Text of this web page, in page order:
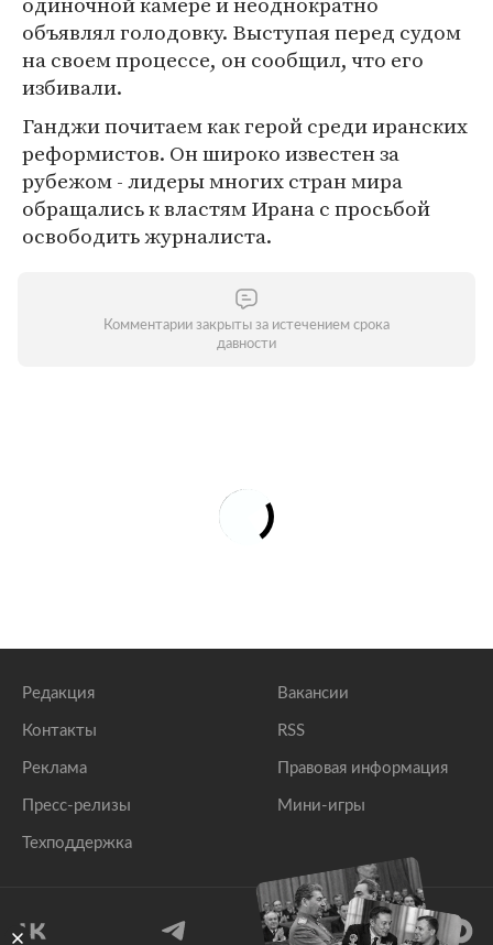
объявлял голодовку. Выступая перед судом
на своем процессе, он сообщил, что его
избивали.
Ганджи почитаем как герой среди иранских
реформистов. Он широко известен за
рубежом - лидеры многих стран мира
обращались к властям Ирана с просьбой
освободить журналиста.
Комментарии закрыты за истечением срока
давности
Редакция
Контакты
Реклама
Пресс-релизы
Техподдержка
Вакансии
RSS
Правовая информация
Мини-игры